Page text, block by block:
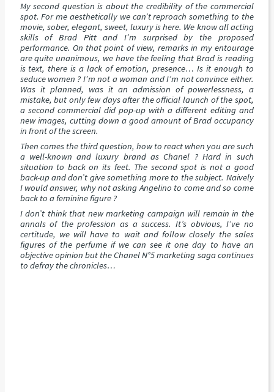
My second question is about the credibility of the commercial
spot. For me aesthetically we can’t reproach something to the
movie, sober, elegant, sweet, luxury is here. We know all acting
skills of Brad Pitt and I’m surprised by the proposed
performance. On that point of view, remarks in my entourage
are quite unanimous, we have the feeling that Brad is reading
is text, there is a lack of emotion, presence… Is it enough to
seduce women ? I’m not a woman and I’m not convince either.
Was it planned, was it an admission of powerlessness, a
mistake, but only few days after the official launch of the spot,
a second commercial did pop-up with a different editing and
new images, cutting down a good amount of Brad occupancy
in front of the screen.
Then comes the third question, how to react when you are such
a well-known and luxury brand as Chanel ? Hard in such
situation to back on its feet. The second spot is not a good
back-up and don’t give something more to the subject. Naively
I would answer, why not asking Angelino to come and so come
back to a feminine figure ?
I don’t think that new marketing campaign will remain in the
annals of the profession as a success. It’s obvious, I’ve no
certitude, we will have to wait and follow closely the sales
figures of the perfume if we can see it one day to have an
objective opinion but the Chanel N°5 marketing saga continues
to defray the chronicles…